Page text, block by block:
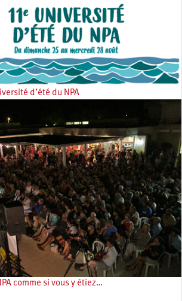
d’été du NPA
comme si vous y étiez…